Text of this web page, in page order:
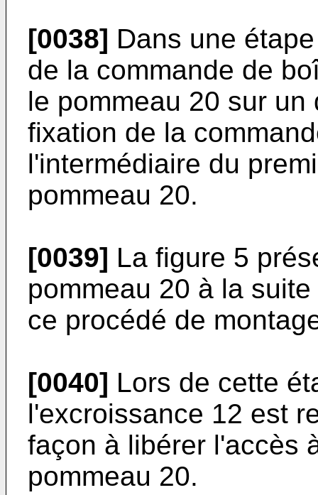
[0038] Dans une
de la commande de
le pommeau 20 sur
fixation de la
l'intermédiaire du
pommeau 20.
[0039] La figure 5
pommeau 20 à la
ce procédé de
[0040] Lors de cette
l'excroissance 12 est
façon à libérer l'accès
pommeau 20.